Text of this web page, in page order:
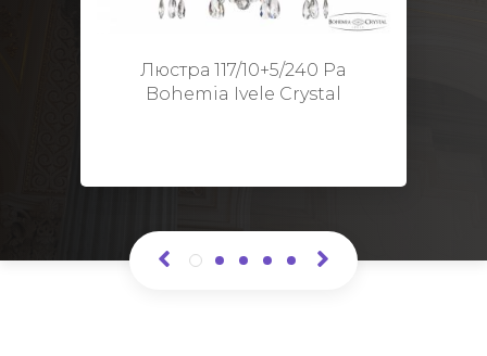
Люстра 117/10+5/240 Pa
Bohemia Ivele Crystal
Диаметр: 70 см